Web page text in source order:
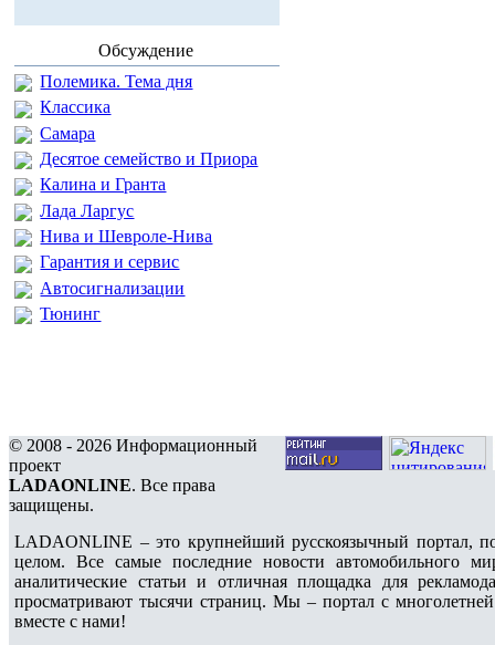
Обсуждение
Полемика. Тема дня
Классика
Самара
Десятое семейство и Приора
Калина и Гранта
Лада Ларгус
Нива и Шевроле-Нива
Гарантия и сервис
Автосигнализации
Тюнинг
© 2008 - 2026 Информационный
проект
LADAONLINE. Все права
защищены.
LADAONLINE – это крупнейший русскоязычный портал,
целом. Все самые последние новости автомобильного
аналитические статьи и отличная площадка для
просматривают тысячи страниц. Мы – портал с
вместе с нами!